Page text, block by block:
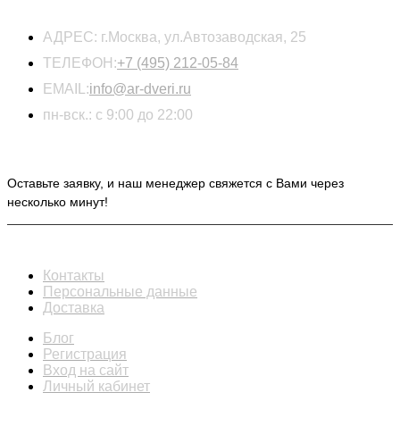
АДРЕС: г.Москва, ул.Автозаводская, 25
ТЕЛЕФОН:+7 (495) 212-05-84
EMAIL:info@ar-dveri.ru
пн-вск.: с 9:00 до 22:00
Оставьте заявку, и наш менеджер свяжется с Вами через
несколько минут!
Контакты
Персональные данные
Доставка
Блог
Регистрация
Вход на сайт
Личный кабинет